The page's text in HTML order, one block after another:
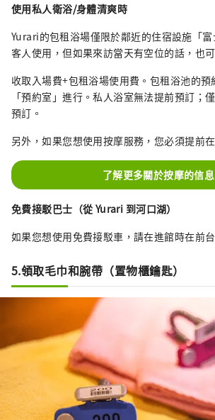
使用私人衛浴/身體清爽時
Yurari的包租浴場僅限於鄰近的住宿設施「
客人使用，但如果來訪當天有空位的話，也
收取入場費+包租浴場使用費。包租浴池的預
「預約室」進行。私人浴室無法提前預訂；
預訂。
另外，如果您想使用按摩服務，您必須提前
了解更多關於按摩的信息
免費接駁巴士（從 Yurari 到河口湖）
如果您想使用免費接駁車，請在進館時在前
5.領取毛巾和腕帶（置物櫃鑰匙）